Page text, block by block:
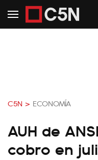
C5N > ECONOMÍA
AUH de
cobro en